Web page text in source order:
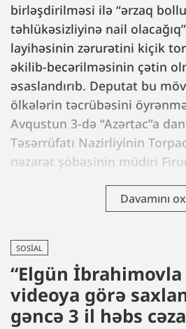
birləşdirilməsi ilə “ərzaq
təhlükəsizliyinə nail
layihəsinin zərurətini kiçik
əkilib-becərilməsinin çətin
əsaslandırıb. Deputat bu
ölkələrin təcrübəsini
Avqustun 3-də “Azərtac”a
Təsərrüfatı Nazirliyinin
nəzarət şöbəsinin müdiri
Davamını
SOSIAL
“Elgün İbrahimovla
videoya görə
gəncə 3 il həbs